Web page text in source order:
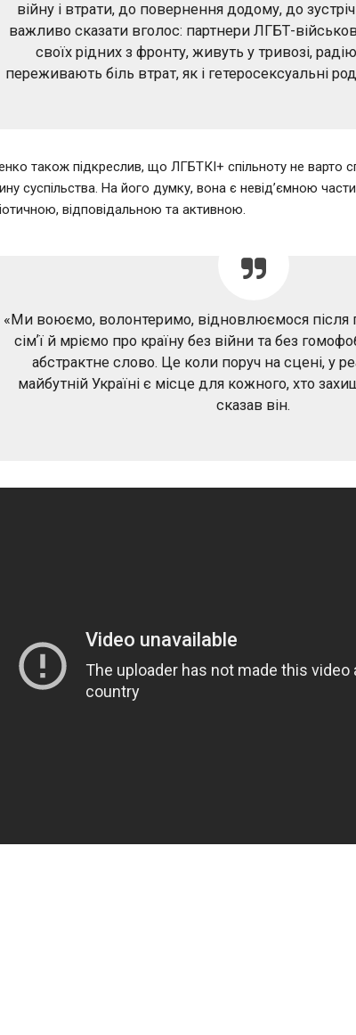
війну і втрати, до повернення додому, до
важливо сказати вголос: партнери ЛГБТ-
своїх рідних з фронту, живуть у тривозі,
переживають біль втрат, як і гетеросексуальні
також підкреслив, що ЛГБТКІ+ спільноту не варто
суспільства. На його думку, вона є невід’ємною
відповідальною та активною.
«Ми воюємо, волонтеримо, відновлюємося після
сімʼї й мріємо про країну без війни та без
абстрактне слово. Це коли поруч на сцені, у
майбутній Україні є місце для кожного, хто
сказав він.